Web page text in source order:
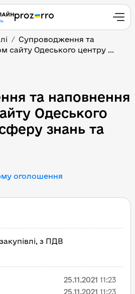
Супроводження та
сайту Одеського центру ...
та
та наповнення
Одеського
знань та
оголошення
з ПДВ
25.11.2021 11:23
25.11.2021 11:23